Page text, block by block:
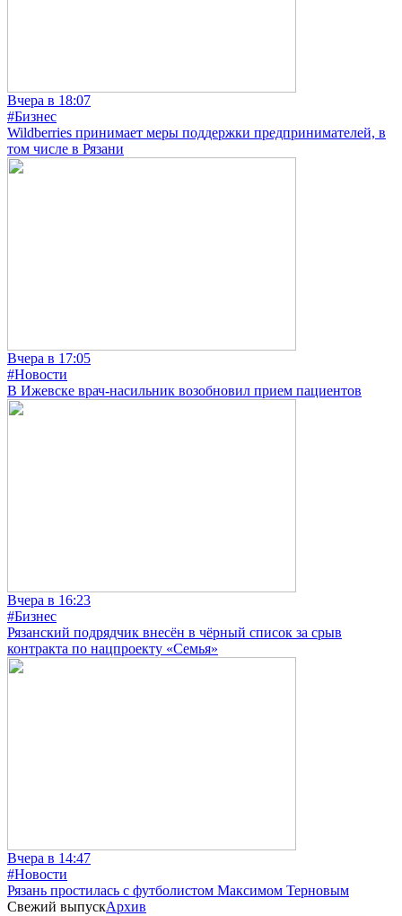
Вчера в 18:07
#Бизнес
Wildberries принимает меры поддержки предпринимателей, в
том числе в Рязани
Вчера в 17:05
#Новости
В Ижевске врач-насильник возобновил прием пациентов
Вчера в 16:23
#Бизнес
Рязанский подрядчик внесён в чёрный список за срыв
контракта по нацпроекту «Семья»
Вчера в 14:47
#Новости
Рязань простилась с футболистом Максимом Терновым
Свежий выпускАрхив